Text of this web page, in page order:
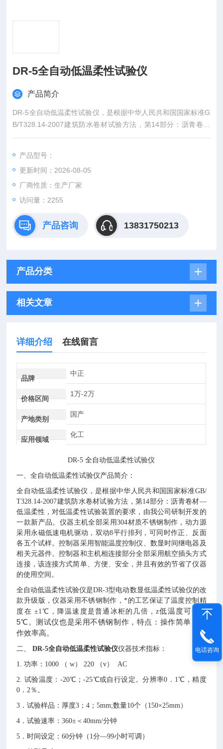
DR-5全自动低温柔性试验仪
产品简介
DR-5全自动低温柔性试验仪，是根据中华人民共和国国家标准G
B/T328.14-2007建筑防水卷材试验方法，第14部分：沥青卷材
—低温柔性，对低温柔性试验装置的要求，由我公司研制开发的
用永磁低速电机驱动，双动8平行排列，可同时作正、反面各五
个试样。控制器采用智能温度控制仪、数显时间继电器及相关元
器件。
产品型号：
更新时间：2026-08-05
厂商性质：生产厂家
访问量：2255
产品咨询 13831750213
产品分类
相关文章
详细介绍 在线留言
品牌
中正
价格区间
1万-2万
产地类别
国产
应用领域
化工
DR-5 全自动低温柔性试验仪
一、全自动低温柔性试验仪产品简介：
全自动低温柔性试验仪，是根据中华人民共和国国家标准GB/
T328.14-2007建筑防水卷材试验方法，第14部分：沥青卷材—
低温柔性，对低温柔性试验装置的要求，由我公司研制开发的
一款新产品。仪器主机全部采用304材质不锈钢制作，动力源
采用永磁低速电机驱动，双动8平行排列，可同时作正、反面
各五个试样。控制器采用智能温度控制仪、数显时间继电器及
相关元器件。控制器和主机相连接部分全部采用航空插头方式
连接，该连接方式简单、方便、安全，并且有效的节省了仪器
的使用空间。
全自动低温柔性试验仪是DR-3型电动数显低温柔性试验仪的改
款升级版，仪器采用不锈钢制作，*的工艺保证了温度控制精
度在 ±1℃，降温速度是普通冰柜的几倍，z低温度可达-3
5℃。测试仪也是采用不锈钢制作，特点：操作简单，工
作效率高。
二、DR-5全自动低温柔性试验仪仪器技术指标：
1. 功率：1000 （ w） 220 （v） AC
2. 试验温度：-20℃；-25℃或自行设定。分辨率0．1℃，精度
0．2％。
3．试验样品：厚度3；4；5mm;数量10个（150×25mm）
4．试验速率：360±＜40mm/分钟
5．时间设定：60分钟（1分—99小时可调）
电话咨询